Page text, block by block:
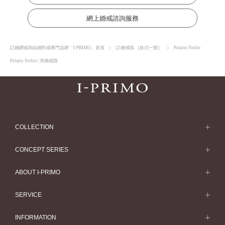
網上婚戒諮詢服務
訂婚鑽戒與結婚對戒專門品牌「I-PRIMO」首頁 訂婚戒指 ［款式一覽］ Polaris Noble
Polaris Noble | 求婚戒指
COLLECTION
結婚套戒
CONCEPT SERIES
ABOUT I-PRIMO
SERVICE
INFORMATION